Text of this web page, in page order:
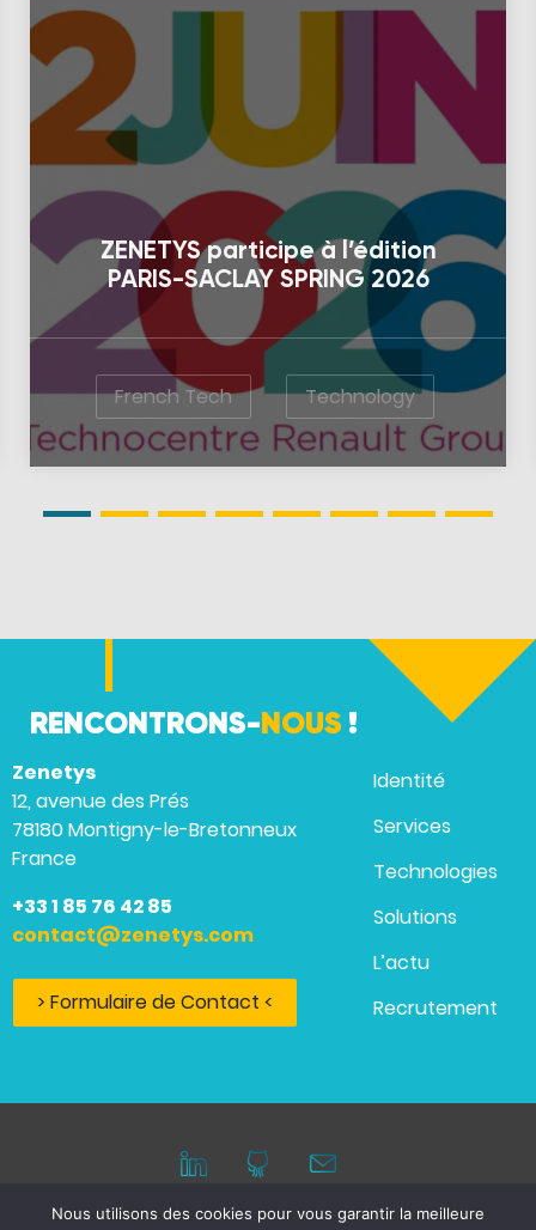
ZENETYS participe à l’édition
PARIS-SACLAY SPRING 2026
French Tech Technology
RENCONTRONS-NOUS !
Zenetys
12, avenue des Prés
78180 Montigny-le-Bretonneux
France
+33 1 85 76 42 85
contact@zenetys.com
> Formulaire de Contact <
Identité
Services
Technologies
Solutions
L’actu
Recrutement
Nous utilisons des cookies pour vous garantir la meilleure